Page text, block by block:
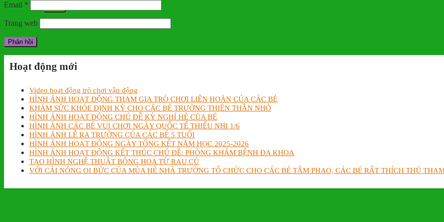
Email *
Trang web
Hoạt động mới
Video hoạt động trò chơi vận động
HÌNH ẢNH HOẠT ĐỘNG THAM GIA TRÒ CHƠI LIÊN HOÀN CỦA CÁC BÉ
KHÁM SỨC KHỎE ĐỊNH KỲ CHO CÁC BÉ TRƯỜNG THIÊN THẦN NHỎ
HÌNH ẢNH HOẠT ĐỘNG CHỦ ĐỀ KỲ NGHỈ HÈ CỦA BÉ
HÌNH ẢNH CÁC BÉ VUI CHƠI NGÀY QUỐC TẾ THIẾU NHI 1/6
HÌNH ẢNH LỄ RA TRƯỜNG CỦA CÁC BÉ 5 TUỔI
HÌNH ẢNH HOẠT ĐỘNG NGÀY TỔNG KẾT NĂM HỌC 2025-2026
HÌNH ẢNH HOẠT ĐỘNG KẾT THÚC CHỦ ĐỀ: PHÒNG KHÁM BỆNH ĐA KHOA
TẠO HÌNH NGHỆ THUẬT BÔNG HOA TỪ RAU CỦ
VỚI CÁI NÓNG OI BỨC CỦA MÙA HÈ NHÀ TRƯỜNG TỔ CHỨC CHO CÁC BÉ TẮM PHAO, CÁC BÉ RẤT THÍCH THÚ